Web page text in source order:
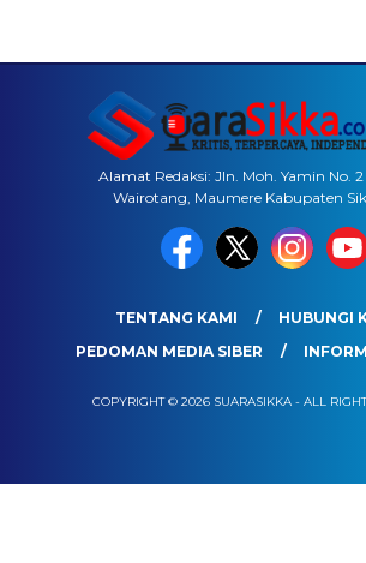
Alamat Redaksi: Jln. Moh. Yamin No.
Wairotang, Maumere Kabupaten
TENTANG KAMI
HUBUNGI
PEDOMAN MEDIA SIBER
COPYRIGHT © 2026 SUARASIKKA - ALL